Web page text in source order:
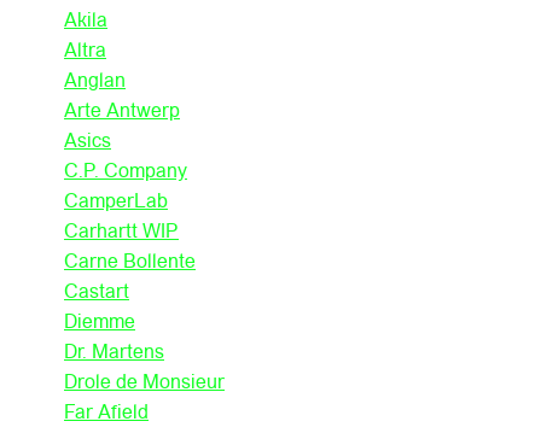
Akila
Altra
Anglan
Arte Antwerp
Asics
C.P. Company
CamperLab
Carhartt WIP
Carne Bollente
Castart
Diemme
Dr. Martens
Drole de Monsieur
Far Afield